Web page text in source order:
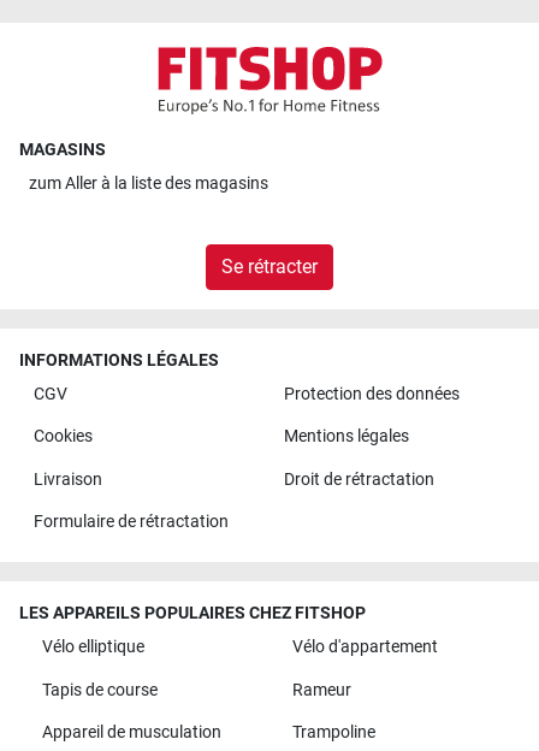
MAGASINS
zumAller à la liste des magasins
Se rétracter
INFORMATIONS LÉGALES
CGV
Protection des données
Cookies Mentions légales
Livraison Droit de rétractation
Formulaire de rétractation
LES APPAREILS POPULAIRES CHEZ FITSHOP
Vélo elliptique
Vélo d'appartement
Tapis de course Rameur
Appareil de musculation Trampoline